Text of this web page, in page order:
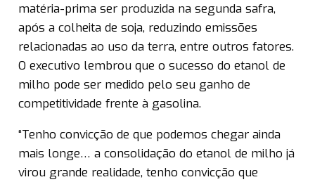
matéria-prima ser produzida na segunda safra,
após a colheita de soja, reduzindo emissões
relacionadas ao uso da terra, entre outros fatores.
O executivo lembrou que o sucesso do etanol de
milho pode ser medido pelo seu ganho de
competitividade frente à gasolina.
“Tenho convicção de que podemos chegar ainda
mais longe… a consolidação do etanol de milho já
virou grande realidade, tenho convicção que